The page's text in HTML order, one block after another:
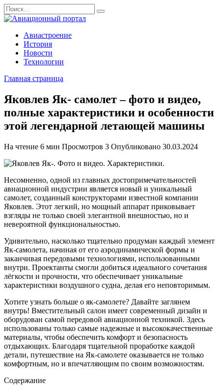
Перейти
к
содержанию
Search
for:
Авиастроение
История
Новости
Технологии
Главная страница
Яковлев Як- самолет – фото и видео,
полные характеристики и особенности
этой легендарной летающей машины
На чтение 6 мин Просмотров 3 Опубликовано 30.03.2024
Несомненно, одной из главных достопримечательностей
авиационной индустрии является новый и уникальный
самолет, созданный конструкторами известной компании
Яковлев. Этот легкий, но мощный аппарат приковывает
взгляды не только своей элегантной внешностью, но и
невероятной функциональностью.
Удивительно, насколько тщательно продуман каждый элемент
Як-самолета, начиная от его аэродинамической формы и
заканчивая передовыми технологиями, использованными
внутри. Проектанты смогли добиться идеального сочетания
лёгкости и прочности, что обеспечивает уникальные
характеристики воздушного судна, делая его неповторимым.
Хотите узнать больше о як-самолете? Давайте заглянем
внутрь! Вместительный салон имеет современный дизайн и
оборудован самой передовой авиационной техникой. Здесь
использованы только самые надежные и высококачественные
материалы, чтобы обеспечить комфорт и безопасность
отдыхающих. Благодаря тщательной проработке каждой
детали, путешествие на Як-самолете оказывается не только
комфортным, но и впечатляющим по своим возможностям.
Содержание